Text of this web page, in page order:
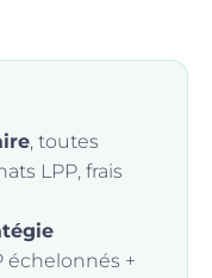
, toutes
LPP, frais
échelonnés +